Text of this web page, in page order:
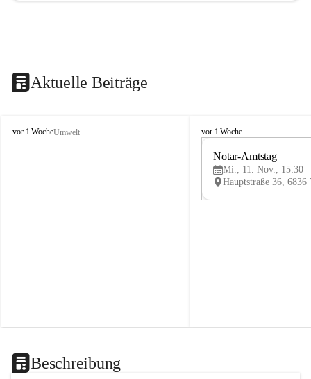
Aktuelle Beiträge
V
vor 1 WocheUmwelt
V
vor 1 Woche
Notar-Amtstag
Mi., 11. Nov., 15:30
Beschreibung